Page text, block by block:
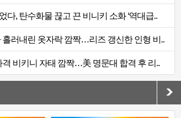
다, 탄수화물 끊고 끈 비니키 소화 ‘역대급..
흘러내린 옷자락 깜짝…리즈 갱신한 인형 비..
격 비키니 자태 깜짝…美 명문대 합격 후 리..